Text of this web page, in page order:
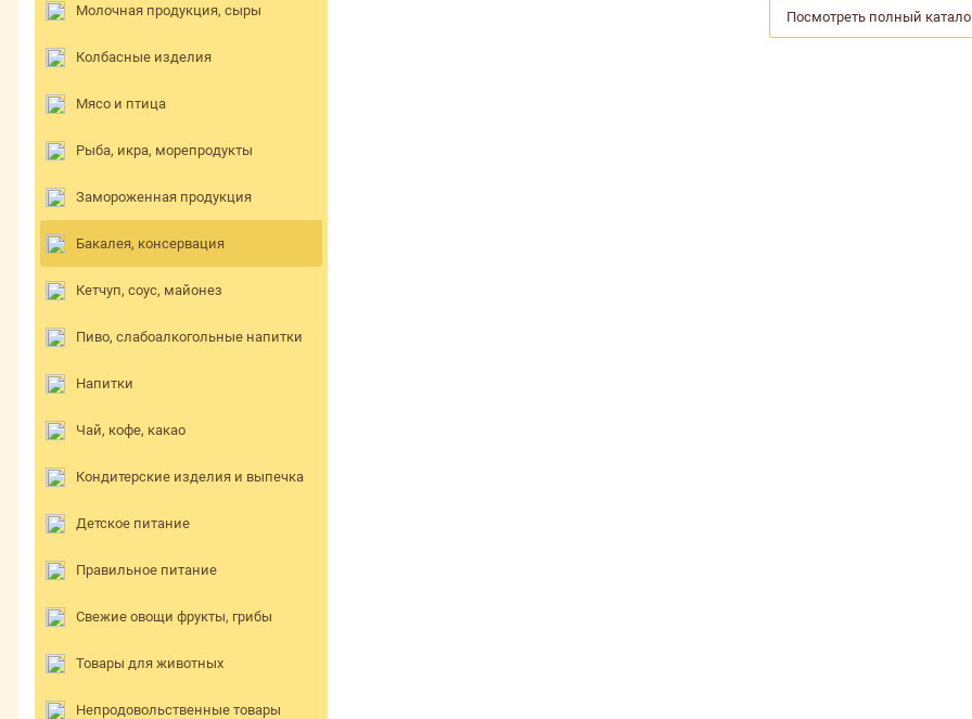
Молочная продукция, сыры
Колбасные изделия
Мясо и птица
Рыба, икра, морепродукты
Замороженная продукция
Бакалея, консервация
Кетчуп, соус, майонез
Пиво, слабоалкогольные напитки
Напитки
Чай, кофе, какао
Кондитерские изделия и выпечка
Детское питание
Правильное питание
Свежие овощи фрукты, грибы
Товары для животных
Непродовольственные товары
Посмотреть полный